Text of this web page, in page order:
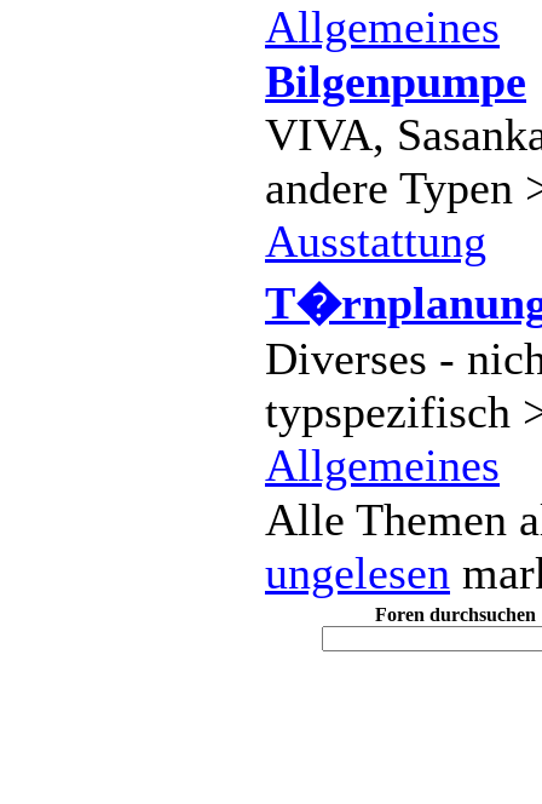
Allgemeines
Bilgenpumpe
VIVA,
andere Typen
Ausstattung
Diverses -
typspezifisch
Allgemeines
Alle Themen
ungelesen
Foren durchsuchen